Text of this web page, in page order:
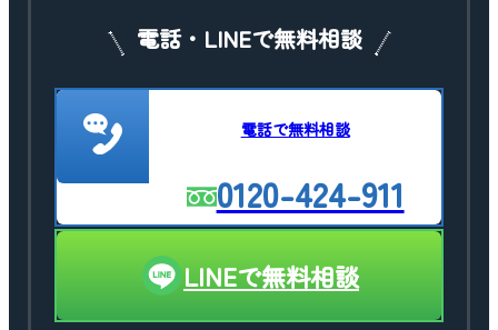
電話・LINEで無料相談
電話で無料相談
0120-424-911
LINEで無料相談